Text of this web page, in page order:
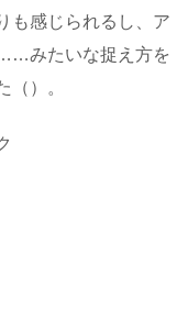
も感じられるし、ア
みたいな捉え方を
）。